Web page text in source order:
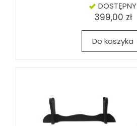
DOSTĘPNY
399,00 zł
Do koszyka